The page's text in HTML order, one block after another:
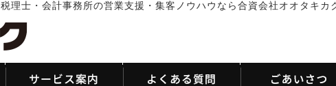
税理士・会計事務所の営業支援・集客ノウハウなら合資会社オオタキカ